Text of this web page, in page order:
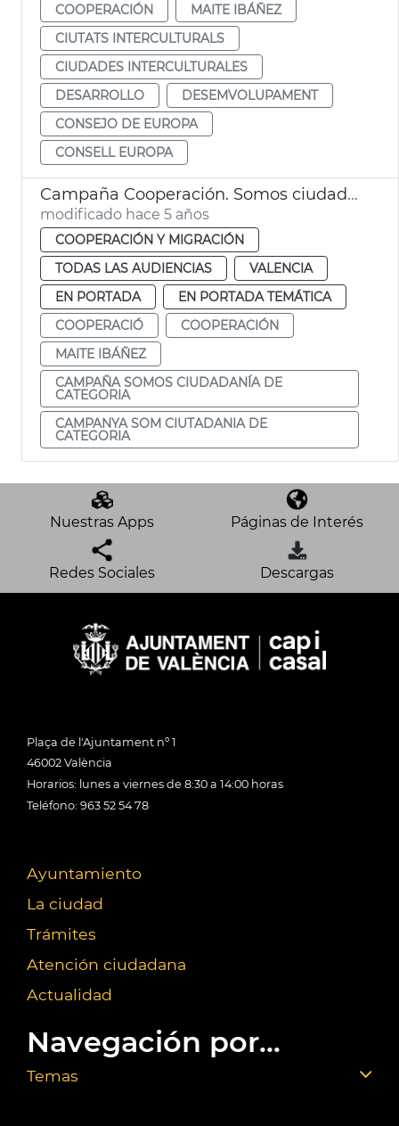
COOPERACIÓN
MAITE IBÁÑEZ
CIUTATS INTERCULTURALS
CIUDADES INTERCULTURALES
DESARROLLO
DESEMVOLUPAMENT
CONSEJO DE EUROPA
CONSELL EUROPA
Campaña Cooperación. Somos ciudadanía de categoría
modificado hace 5 años
COOPERACIÓN Y MIGRACIÓN
TODAS LAS AUDIENCIAS
VALENCIA
EN PORTADA
EN PORTADA TEMÁTICA
COOPERACIÓ
COOPERACIÓN
MAITE IBÁÑEZ
CAMPAÑA SOMOS CIUDADANÍA DE
CATEGORIA
CAMPANYA SOM CIUTADANIA DE
CATEGORIA
Nuestras Apps Páginas de Interés
Redes Sociales Descargas
Plaça de l'Ajuntament nº 1
46002 València
Horarios: lunes a viernes de 8:30 a 14:00 horas
Teléfono: 963 52 54 78
Ayuntamiento
La ciudad
Trámites
Atención ciudadana
Actualidad
Navegación por...
Temas